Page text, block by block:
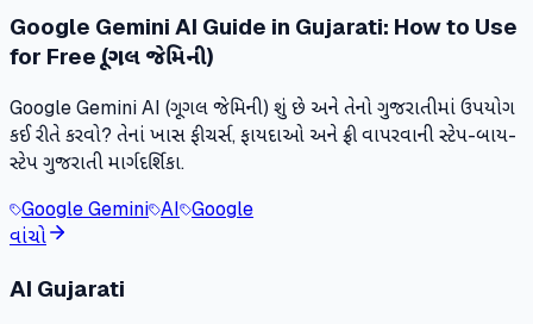
Google Gemini AI Guide in Gujarati: How to Use
for Free (ગૂગલ જેમિની)
Google Gemini AI (ગૂગલ જેમિની) શું છે અને તેનો ગુજરાતીમાં ઉપયોગ
કઈ રીતે કરવો? તેનાં ખાસ ફીચર્સ, ફાયદાઓ અને ફ્રી વાપરવાની સ્ટેપ-બાય-
સ્ટેપ ગુજરાતી માર્ગદર્શિકા.
Google Gemini AI Google
વાંચો
AI Gujarati